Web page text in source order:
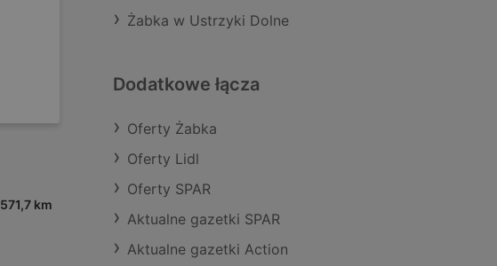
571,7 km
Żabka w Ustrzyki Dolne
Dodatkowe łącza
Oferty Żabka
Oferty Lidl
Oferty SPAR
Aktualne gazetki SPAR
Aktualne gazetki Action